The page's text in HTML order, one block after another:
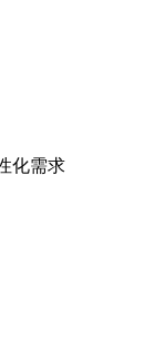
化需求